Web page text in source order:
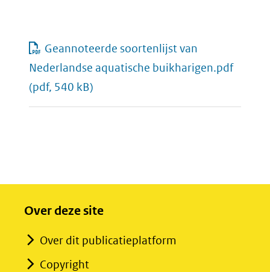
Geannoteerde soortenlijst van
Nederlandse aquatische buikharigen.pdf
(pdf, 540 kB)
Over deze site
Over dit publicatieplatform
Copyright